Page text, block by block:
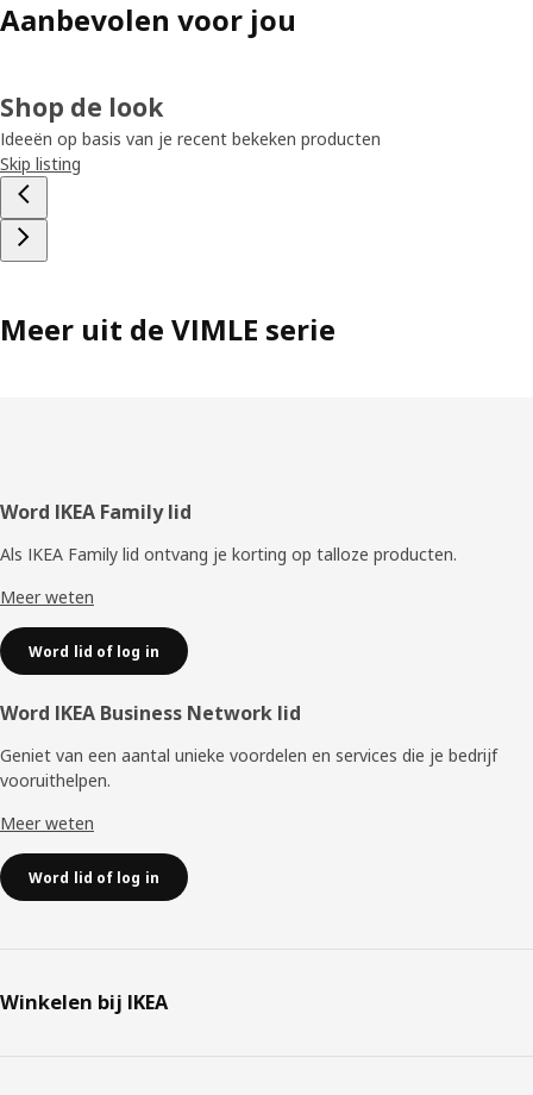
Aanbevolen voor jou
Shop de look
Ideeën op basis van je recent bekeken producten
Skip listing
Meer uit de VIMLE serie
Voettekst
Word IKEA Family lid
Als IKEA Family lid ontvang je korting op talloze producten.
Meer weten
Word lid of log in
Word IKEA Business Network lid
Geniet van een aantal unieke voordelen en services die je bedrijf
vooruithelpen. ​
Meer weten
Word lid of log in
Winkelen bij IKEA